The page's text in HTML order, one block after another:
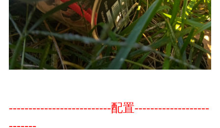
--------------------------配置-------------------
-------